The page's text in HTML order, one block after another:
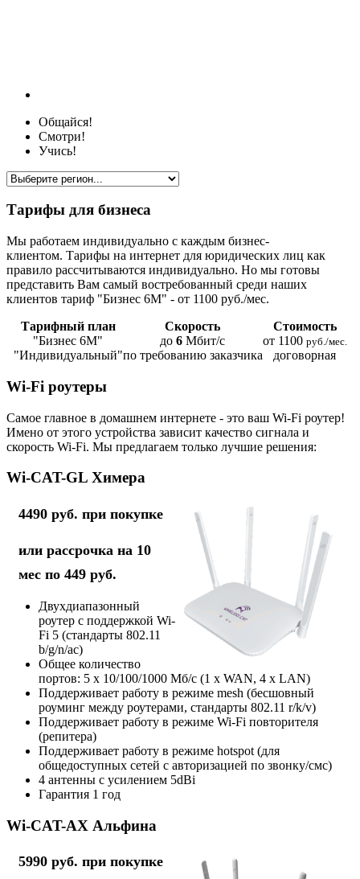
Общайся!
Смотри!
Учись!
Тарифы для бизнеса
Мы работаем индивидуально с каждым бизнес-
клиентом. Тарифы на интернет для юридических лиц как
правило рассчитываются индивидуально. Но мы готовы
представить Вам самый востребованный среди наших
клиентов тариф "Бизнес 6М" - от 1100 руб./мес.
Тарифный план
Скорость
Стоимость
"Бизнес 6М"
до 6 Мбит/с от 1100 руб./мес.
"Индивидуальный"по требованию заказчика договорная
Wi-Fi роутеры
Самое главное в домашнем интернете - это ваш Wi-Fi роутер!
Имено от этого устройства зависит качество сигнала и
скорость Wi-Fi. Мы предлагаем только лучшие решения:
Wi-CAT-GL Химера
4490 руб. при покупке
или рассрочка на 10
мес по 449 руб.
Двухдиапазонный
роутер с поддержкой Wi-
Fi 5 (стандарты 802.11
b/g/n/ac)
Общее количество
портов: 5 х 10/100/1000 Мб/с (1 x WAN, 4 x LAN)
Поддерживает работу в режиме mesh (бесшовный
роуминг между роутерами, стандарты 802.11 r/k/v)
Поддерживает работу в режиме Wi-Fi повторителя
(репитера)
Поддерживает работу в режиме hotspot (для
общедоступных сетей с авторизацией по звонку/смс)
4 антенны с усилением 5dBi
Гарантия 1 год
Wi-CAT-AX Альфина
5990 руб. при покупке